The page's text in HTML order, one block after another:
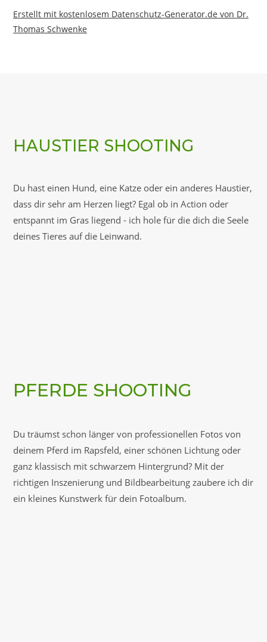
Erstellt mit kostenlosem Datenschutz-Generator.de von Dr.
Thomas Schwenke
HAUSTIER SHOOTING
Du hast einen Hund, eine Katze oder ein anderes Haustier,
dass dir sehr am Herzen liegt? Egal ob in Action oder
entspannt im Gras liegend - ich hole für die dich die Seele
deines Tieres auf die Leinwand.
PFERDE SHOOTING
Du träumst schon länger von professionellen Fotos von
deinem Pferd im Rapsfeld, einer schönen Lichtung oder
ganz klassisch mit schwarzem Hintergrund? Mit der
richtigen Inszenierung und Bildbearbeitung zaubere ich dir
ein kleines Kunstwerk für dein Fotoalbum.